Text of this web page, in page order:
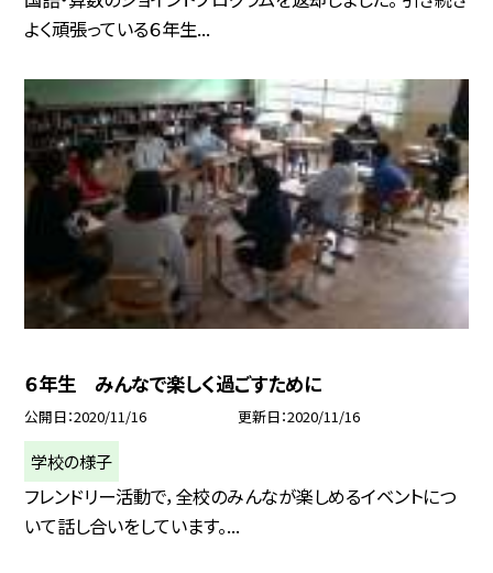
よく頑張っている６年生...
６年生 みんなで楽しく過ごすために
公開日 2020/11/16 更新日 2020/11/16
学校の様子
フレンドリー活動で，全校のみんなが楽しめるイベントにつ
いて話し合いをしています。...